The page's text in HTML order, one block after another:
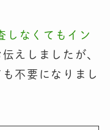
しなくてもイン
伝えしましたが、
不要になりまし